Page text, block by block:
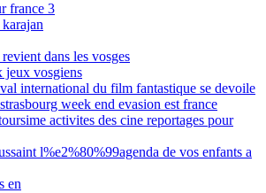
france 3
dans les vosges
jeux vosgiens
international du film fantastique se devoile
week end evasion est france
activites des cine reportages pour
l%e2%80%99agenda de vos enfants a
en